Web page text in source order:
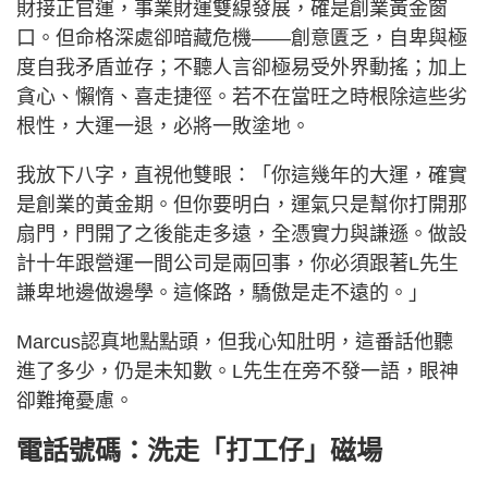
財接正官運，事業財運雙線發展，確是創業黃金窗
口。但命格深處卻暗藏危機——創意匱乏，自卑與極
度自我矛盾並存；不聽人言卻極易受外界動搖；加上
貪心、懶惰、喜走捷徑。若不在當旺之時根除這些劣
根性，大運一退，必將一敗塗地。
我放下八字，直視他雙眼：「你這幾年的大運，確實
是創業的黃金期。但你要明白，運氣只是幫你打開那
扇門，門開了之後能走多遠，全憑實力與謙遜。做設
計十年跟營運一間公司是兩回事，你必須跟著L先生
謙卑地邊做邊學。這條路，驕傲是走不遠的。」
Marcus認真地點點頭，但我心知肚明，這番話他聽
進了多少，仍是未知數。L先生在旁不發一語，眼神
卻難掩憂慮。
電話號碼：洗走「打工仔」磁場